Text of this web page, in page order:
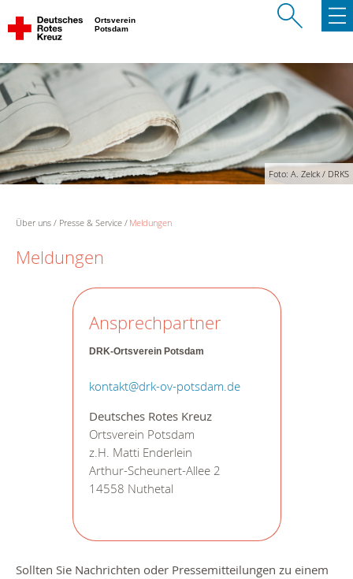
Ortsverein
Potsdam
Foto: A. Zelck / DRKS
Über uns Presse & Service Meldungen
Meldungen
Ansprechpartner
DRK-Ortsverein Potsdam
kontakt@drk-ov-potsdam.de
Deutsches Rotes Kreuz
Ortsverein Potsdam
z.H. Matti Enderlein
Arthur-Scheunert-Allee 2
14558 Nuthetal
Sollten Sie Nachrichten oder Pressemitteilungen zu einem